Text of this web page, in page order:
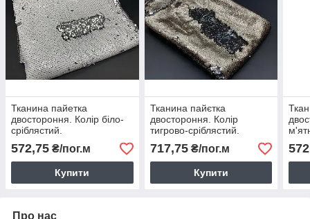
Тканина пайетка
двостороння. Колір біло-
сріблястий.
572,75 ₴/пог.м
Купити
Тканина пайєтка
двостороння. Колір
тигрово-сріблястий.
717,75₴/пог.м
Купити
Про нас